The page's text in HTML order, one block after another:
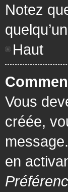
Notez
Haut
Vous
créée,
en